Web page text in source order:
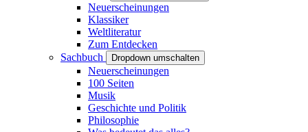
Neuerscheinungen
Klassiker
Weltliteratur
Zum Entdecken
Sachbuch
Dropdown umschalten
Neuerscheinungen
100 Seiten
Musik
Geschichte und Politik
Philosophie